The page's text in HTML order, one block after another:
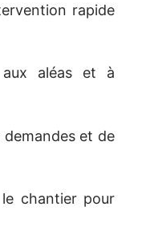
rapide
aux aléas et à
et de
chantier pour